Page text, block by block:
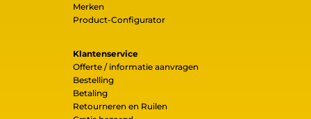
Merken
Product-Configurator
Klantenservice
Offerte / informatie aanvragen
Bestelling
Betaling
Retourneren en Ruilen